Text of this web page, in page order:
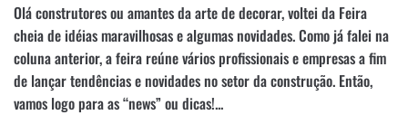
Olá construtores ou amantes da arte de decorar, voltei da Feira
cheia de idéias maravilhosas e algumas novidades. Como já falei na
coluna anterior, a feira reúne vários profissionais e empresas a fim
de lançar tendências e novidades no setor da construção. Então,
vamos logo para as “news” ou dicas!...